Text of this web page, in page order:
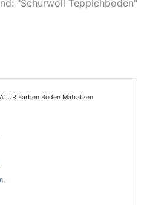
"Schurwoll Teppichboden"